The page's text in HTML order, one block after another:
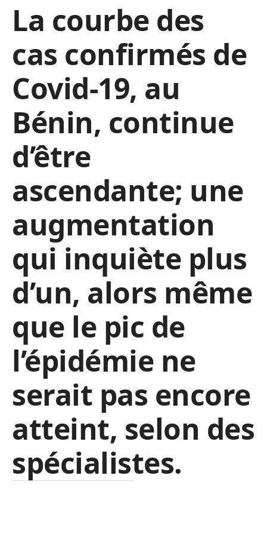
La courbe des
cas confirmés de
Covid-19, au
Bénin, continue
d’être
ascendante; une
augmentation
qui inquiète plus
d’un, alors même
que le pic de
l’épidémie ne
serait pas encore
atteint, selon des
spécialistes.